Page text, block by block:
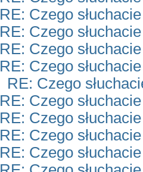
RE: Czego
RE: Czego
RE: Czego
RE: Czego
RE: Czego
RE: Czego
RE: Czego
RE: Czego
RE: Czego